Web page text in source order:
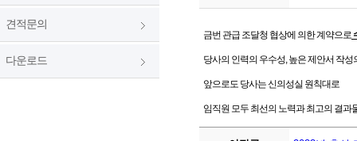
견적문의
다운로드
금번 관급 조달청 협상에 의한 계약으로
당사의 인력의 우수성, 높은 제안서 작
앞으로도 당사는 신의성실 원칙대로
임직원 모두 최선의 노력과 최고의 결과